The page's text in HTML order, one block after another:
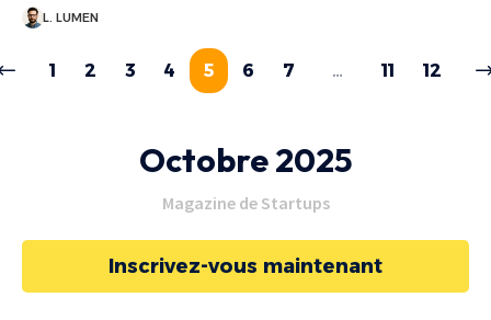
L. LUMEN
1 2 3 4 5 6 7 … 11 12
Octobre 2025
Magazine de Startups
Inscrivez-vous maintenant